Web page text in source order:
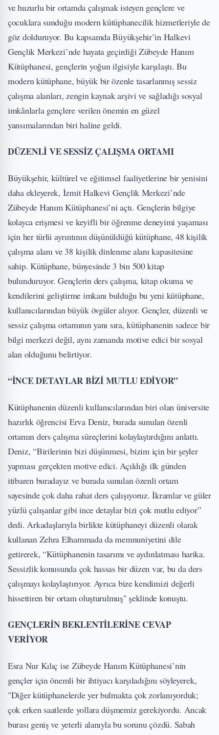
ve huzurlu bir ortamda çalışmak isteyen gençlere ve
çocuklara sunduğu modern kütüphanecilik hizmetleriyle de
göz dolduruyor. Bu kapsamda Büyükşehir’in Halkevi
Gençlik Merkezi’nde hayata geçirdiği Zübeyde Hanım
Kütüphanesi, gençlerin yoğun ilgisiyle karşılaştı. Bu
modern kütüphane, büyük bir özenle tasarlanmış sessiz
çalışma alanları, zengin kaynak arşivi ve sağladığı sosyal
imkânlarla gençlere verilen önemin en güzel
yansımalarından biri haline geldi.
DÜZENLİ VE SESSİZ ÇALIŞMA ORTAMI
Büyükşehir, kültürel ve eğitimsel faaliyetlerine bir yenisini
daha ekleyerek, İzmit Halkevi Gençlik Merkezi’nde
Zübeyde Hanım Kütüphanesi’ni açtı. Gençlerin bilgiye
kolayca erişmesi ve keyifli bir öğrenme deneyimi yaşaması
için her türlü ayrıntının düşünüldüğü kütüphane, 48 kişilik
çalışma alanı ve 38 kişilik dinlenme alanı kapasitesine
sahip. Kütüphane, bünyesinde 3 bin 500 kitap
bulunduruyor. Gençlerin ders çalışma, kitap okuma ve
kendilerini geliştirme imkanı bulduğu bu yeni kütüphane,
kullanıcılarından büyük övgüler alıyor. Gençler, düzenli ve
sessiz çalışma ortamının yanı sıra, kütüphanenin sadece bir
bilgi merkezi değil, aynı zamanda motive edici bir sosyal
alan olduğunu belirtiyor.
“İNCE DETAYLAR BİZİ MUTLU EDİYOR”
Kütüphanenin düzenli kullanıcılarından biri olan üniversite
hazırlık öğrencisi Erva Deniz, burada sunulan özenli
ortamın ders çalışma süreçlerini kolaylaştırdığını anlattı.
Deniz, “Birilerinin bizi düşünmesi, bizim için bir şeyler
yapması gerçekten motive edici. Açıldığı ilk günden
itibaren buradayız ve burada sunulan özenli ortam
sayesinde çok daha rahat ders çalışıyoruz. İkramlar ve güler
yüzlü çalışanlar gibi ince detaylar bizi çok mutlu ediyor”
dedi. Arkadaşlarıyla birlikte kütüphaneyi düzenli olarak
kullanan Zehra Elhammada da memnuniyetini dile
getirerek, “Kütüphanenin tasarımı ve aydınlatması harika.
Sessizlik konusunda çok hassas bir düzen var, bu da ders
çalışmayı kolaylaştırıyor. Ayrıca bize kendimizi değerli
hissettiren bir ortam oluşturulmuş" şeklinde konuştu.
GENÇLERİN BEKLENTİLERİNE CEVAP
VERİYOR
Esra Nur Kılıç ise Zübeyde Hanım Kütüphanesi’nin
gençler için önemli bir ihtiyacı karşıladığını söyleyerek,
"Diğer kütüphanelerde yer bulmakta çok zorlanıyorduk;
çok erken saatlerde yollara düşmemiz gerekiyordu. Ancak
burası geniş ve yeterli alanıyla bu sorunu çözdü. Sabah